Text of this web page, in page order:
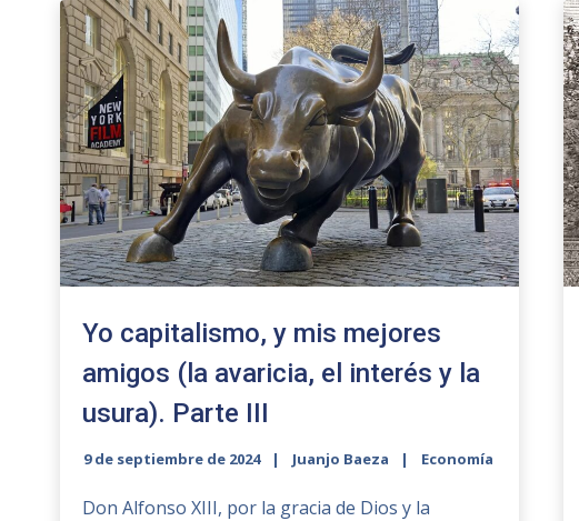
Yo capitalismo, y mis mejores
amigos (la avaricia, el interés y la
usura). Parte III
9 de septiembre de 2024 Juanjo Baeza Economía
Don Alfonso XIII, por la gracia de Dios y la